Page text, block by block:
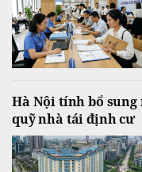
Hà Nội tính bổ
quỹ nhà tái định cư